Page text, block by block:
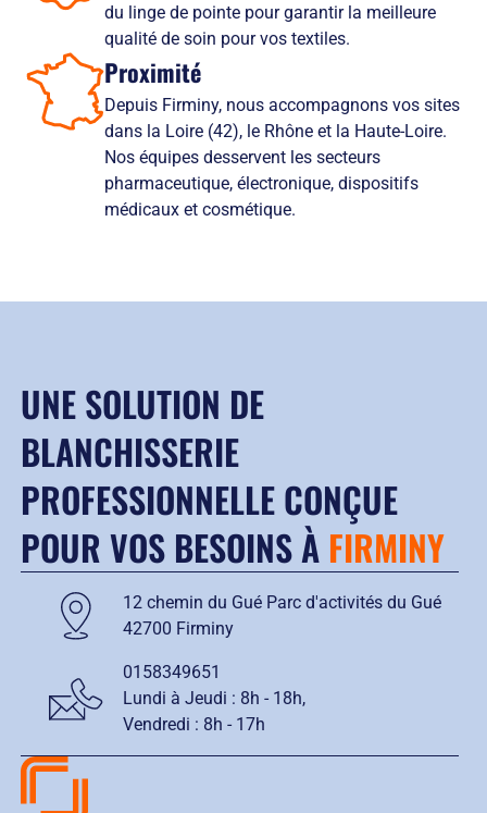
du linge de pointe pour garantir la meilleure
qualité de soin pour vos textiles.
Proximité
Depuis Firminy, nous accompagnons vos sites
dans la Loire (42), le Rhône et la Haute-Loire.
Nos équipes desservent les secteurs
pharmaceutique, électronique, dispositifs
médicaux et cosmétique.
UNE SOLUTION DE
BLANCHISSERIE
PROFESSIONNELLE CONÇUE
POUR VOS BESOINS À FIRMINY
12 chemin du Gué Parc d'activités du Gué
42700 Firminy
0158349651
Lundi à Jeudi : 8h - 18h,
Vendredi : 8h - 17h